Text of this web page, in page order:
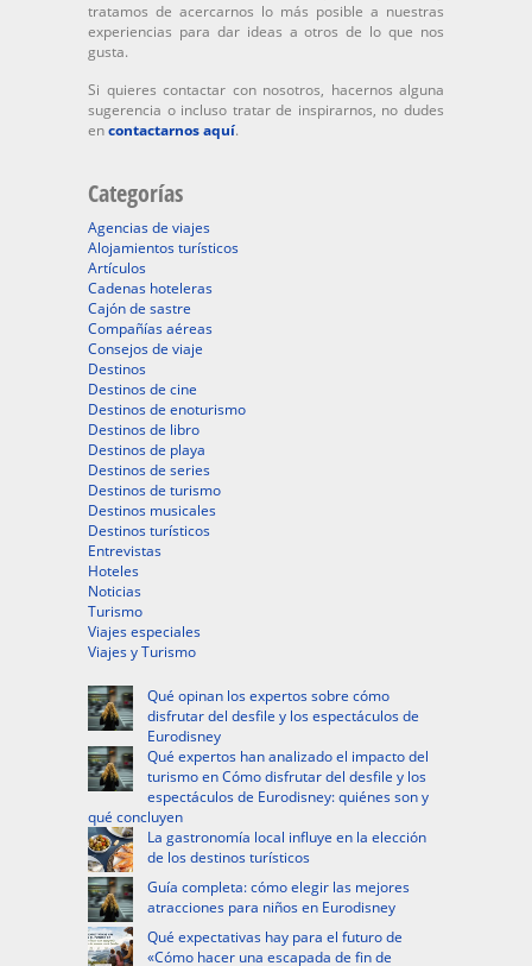
tratamos de acercarnos lo más posible a nuestras
experiencias para dar ideas a otros de lo que nos
gusta.
Si quieres contactar con nosotros, hacernos alguna
sugerencia o incluso tratar de inspirarnos, no dudes
encontactarnos aquí.
Categorías
Agencias de viajes
Alojamientos turísticos
Artículos
Cadenas hoteleras
Cajón de sastre
Compañías aéreas
Consejos de viaje
Destinos
Destinos de cine
Destinos de enoturismo
Destinos de libro
Destinos de playa
Destinos de series
Destinos de turismo
Destinos musicales
Destinos turísticos
Entrevistas
Hoteles
Noticias
Turismo
Viajes especiales
Viajes y Turismo
Qué opinan los expertos sobre cómo
disfrutar del desfile y los espectáculos de
Eurodisney
Qué expertos han analizado el impacto del
turismo en Cómo disfrutar del desfile y los
espectáculos de Eurodisney: quiénes son y
qué concluyen
La gastronomía local influye en la elección
de los destinos turísticos
Guía completa: cómo elegir las mejores
atracciones para niños en Eurodisney
Qué expectativas hay para el futuro de
«Cómo hacer una escapada de fin de